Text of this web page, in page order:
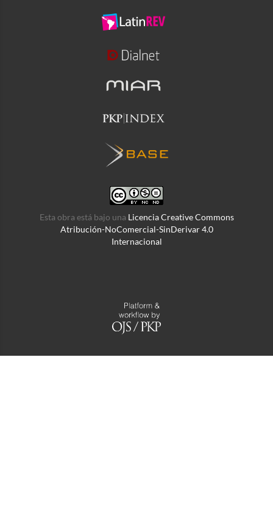
Esta obra está bajo una Licencia Creative Commons
Atribución-NoComercial-SinDerivar 4.0
Internacional